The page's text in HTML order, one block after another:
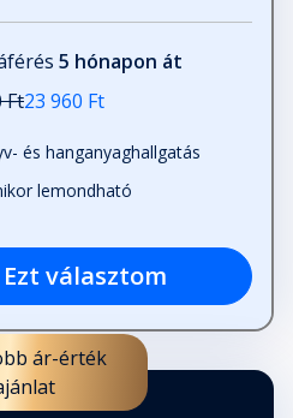
ló rosszabbik
ismerősök
5 hónapon át
Ft23 960 Ft
és hanganyaghallgatás
lemondható
Ezt választom
ár-érték